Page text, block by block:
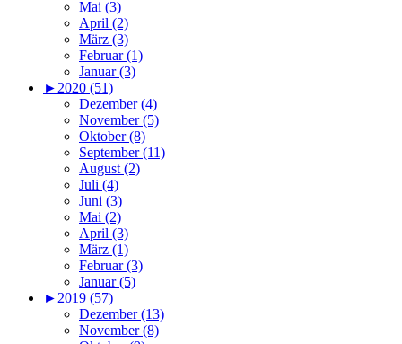
Mai (3)
April (2)
März (3)
Februar (1)
Januar (3)
►2020 (51)
Dezember (4)
November (5)
Oktober (8)
September (11)
August (2)
Juli (4)
Juni (3)
Mai (2)
April (3)
März (1)
Februar (3)
Januar (5)
►2019 (57)
Dezember (13)
November (8)